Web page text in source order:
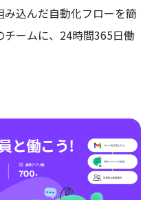
み込んだ自動化フローを簡
ームに、24時間365日働